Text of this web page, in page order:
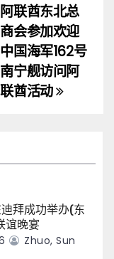
阿联酋东北总
商会参加欢迎
中国海军162号
南宁舰访问阿
联酋活动
拜成功举办(东
谊晚宴
Zhuo, Sun